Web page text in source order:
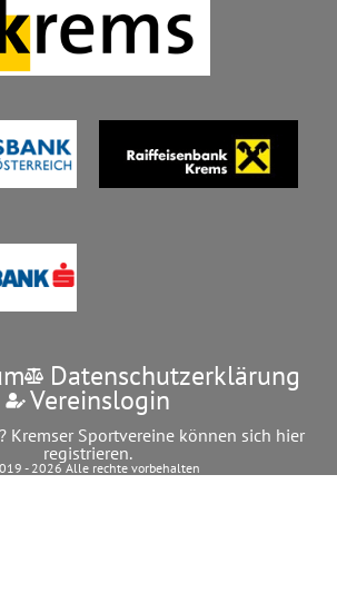
Datenschutzerklärung
Vereinslogin
Kremser Sportvereine können sich hier
registrieren.
- 2026 Alle rechte vorbehalten